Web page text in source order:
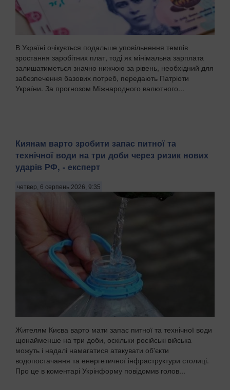
В Україні очікується подальше уповільнення темпів
зростання заробітних плат, тоді як мінімальна зарплата
залишатиметься значно нижчою за рівень, необхідний для
забезпечення базових потреб, передають Патріоти
України. За прогнозом Міжнародного валютного...
Киянам варто зробити запас питної та
технічної води на три доби через ризик нових
ударів РФ, - експерт
четвер, 6 серпень 2026, 9:35
Жителям Києва варто мати запас питної та технічної води
щонайменше на три доби, оскільки російські війська
можуть і надалі намагатися атакувати об'єкти
водопостачання та енергетичної інфраструктури столиці.
Про це в коментарі Укрінформу повідомив голов...